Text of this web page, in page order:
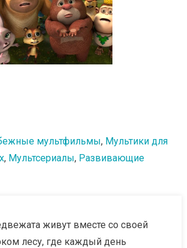
мультфильмы, Мультики для
, Мультсериалы, Развивающие
живут вместе со своей
лесу, где каждый день